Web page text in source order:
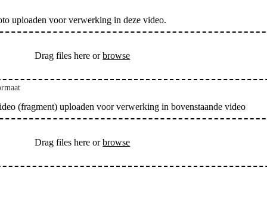
uploaden voor verwerking in deze video.
Drag files here orbrowse
(fragment) uploaden voor verwerking in bovenstaande video
Drag files here orbrowse